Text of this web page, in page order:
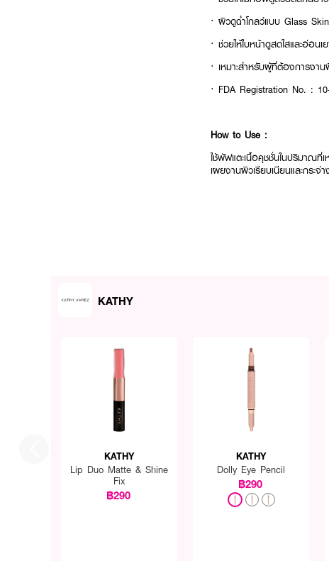
· ผิวดูฉ่ำโกลว์แบบ Glass Skin
· ช่วยให้ใบหน้าดูสดใสและอ่อนเ
· เหมาะสำหรับผู้ที่ต้องการง
· FDA Registration No. :
How to Use :
ใช้พัฟแตะเนื้อคุชชั่นในปริมาณที่
เผยงานผิวเรียบเนียนและกระจ่
KATHY
KATHY
Lip Duo Matte & Shine
Fix
฿290
KATHY
Dolly Eye Pencil
฿290